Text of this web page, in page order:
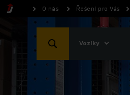
O nás Řešení pro Vás
Vozíky